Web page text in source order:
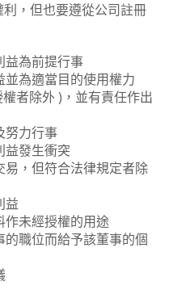
，但也要遵從公司註冊
益為前提行事
為適當目的使用權力
者除外 )，並有責任作出
努力行事
益發生衝突
，但符合法律規定者除
益
作未經授權的用途
職位而給予該董事的個